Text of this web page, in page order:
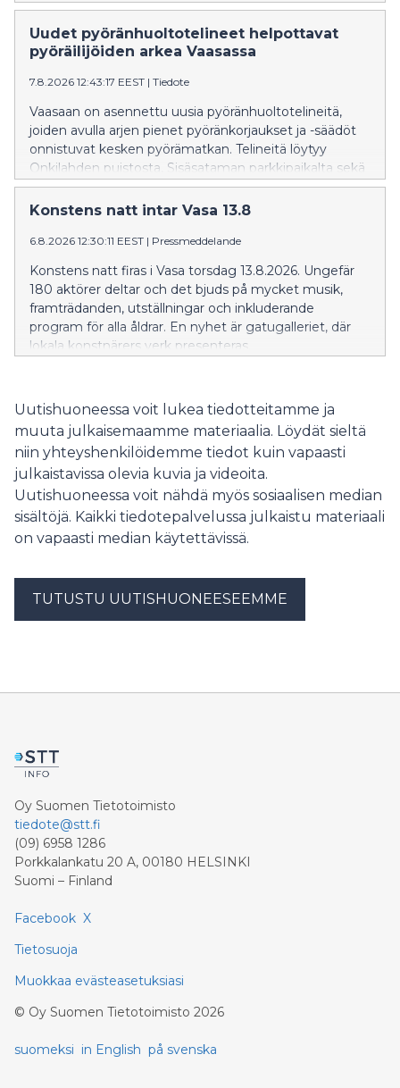
parkeringen i Inre hamnen och cykelgaraget vid
Resecentret.
Uudet pyöränhuoltotelineet helpottavat
pyöräilijöiden arkea Vaasassa
7.8.2026 12:43:17 EEST | Tiedote
Vaasaan on asennettu uusia pyöränhuoltotelineitä,
joiden avulla arjen pienet pyöränkorjaukset ja -säädöt
onnistuvat kesken pyörämatkan. Telineitä löytyy
Onkilahden puistosta, Sisäsataman parkkipaikalta sekä
Matkakeskuksen pyörätallista.
Konstens natt intar Vasa 13.8
6.8.2026 12:30:11 EEST | Pressmeddelande
Konstens natt firas i Vasa torsdag 13.8.2026. Ungefär
180 aktörer deltar och det bjuds på mycket musik,
framträdanden, utställningar och inkluderande
program för alla åldrar. En nyhet är gatugalleriet, där
lokala konstnärers verk presenteras.
Uutishuoneessa voit lukea tiedotteitamme ja
muuta julkaisemaamme materiaalia. Löydät sieltä
niin yhteyshenkilöidemme tiedot kuin vapaasti
julkaistavissa olevia kuvia ja videoita.
Uutishuoneessa voit nähdä myös sosiaalisen median
sisältöjä. Kaikki tiedotepalvelussa julkaistu materiaali
on vapaasti median käytettävissä.
TUTUSTU UUTISHUONEESEEMME
Oy Suomen Tietotoimisto
tiedote@stt.fi
(09) 6958 1286
Porkkalankatu 20 A, 00180 HELSINKI
Suomi – Finland
Facebook X
Tietosuoja
Muokkaa evästeasetuksiasi
© Oy Suomen Tietotoimisto 2026
suomeksi in English på svenska